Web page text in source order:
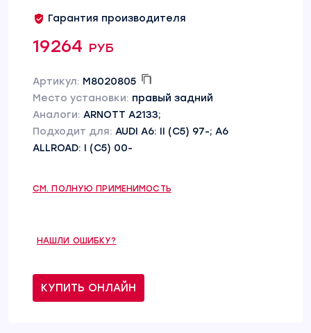
Гарантия производителя
19264 руб
Артикул: M8020805
Место установки: правый задний
Аналоги: ARNOTT A2133;
Подходит для: AUDI A6: II (C5) 97-; A6
ALLROAD: I (C5) 00-
СМ. ПОЛНУЮ ПРИМЕНИМОСТЬ
НАШЛИ ОШИБКУ?
КУПИТЬ ОНЛАЙН